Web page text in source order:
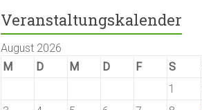
Veranstaltungskalender
August 2026
M
D M D F S
1